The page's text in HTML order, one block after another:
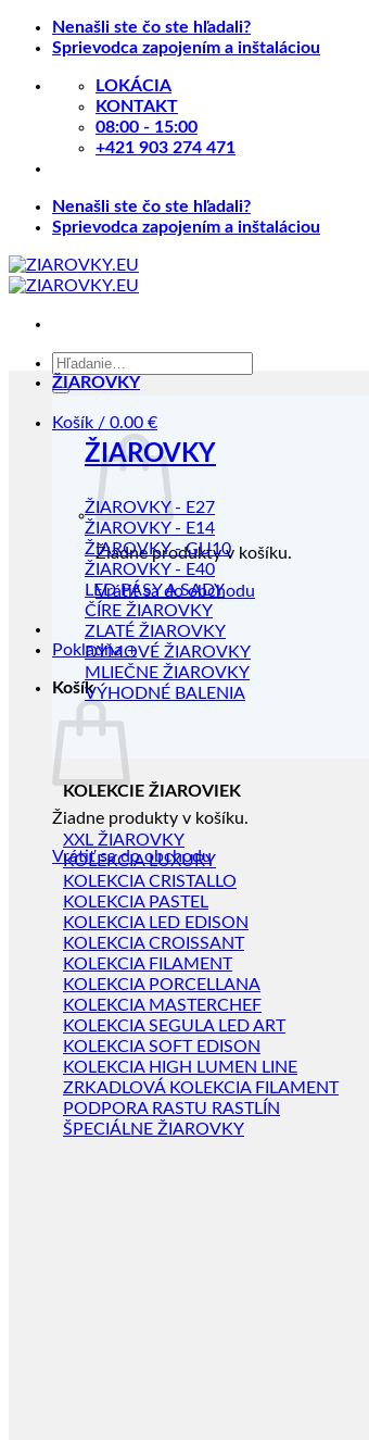
Skip
Nenašli ste čo ste hľadali?
Sprievodca zapojením a inštaláciou
LOKÁCIA
KONTAKT
08:00 - 15:00
+421 903 274 471
Nenašli ste čo ste hľadali?
Sprievodca zapojením a inštaláciou
Hľadať:
Košík / 0.00 €
Žiadne produkty v košíku.
Vrátiť sa do obchodu
Pokladňa +
Košík
Žiadne produkty v košíku.
Vrátiť sa do obchodu
ŽIAROVKY
ŽIAROVKY
ŽIAROVKY - E27
ŽIAROVKY - E14
ŽIAROVKY - GU10
ŽIAROVKY - E40
LED PÁSY A SADY
ČÍRE ŽIAROVKY
ZLATÉ ŽIAROVKY
DYMOVÉ ŽIAROVKY
MLIEČNE ŽIAROVKY
VÝHODNÉ BALENIA
KOLEKCIE ŽIAROVIEK
XXL ŽIAROVKY
KOLEKCIA LUXURY
KOLEKCIA CRISTALLO
KOLEKCIA PASTEL
KOLEKCIA LED EDISON
KOLEKCIA CROISSANT
KOLEKCIA FILAMENT
KOLEKCIA PORCELLANA
KOLEKCIA MASTERCHEF
KOLEKCIA SEGULA LED ART
KOLEKCIA SOFT EDISON
KOLEKCIA HIGH LUMEN LINE
ZRKADLOVÁ KOLEKCIA FILAMENT
PODPORA RASTU RASTLÍN
ŠPECIÁLNE ŽIAROVKY